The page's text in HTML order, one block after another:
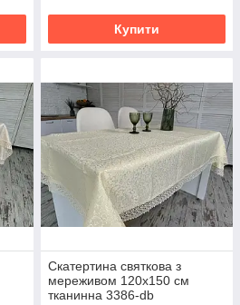
Купити
Скатертина святкова з
мереживом 120x150 см
тканинна 3386-db